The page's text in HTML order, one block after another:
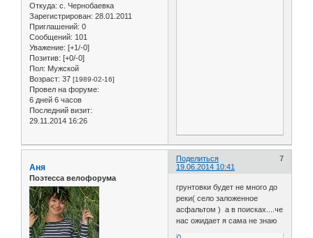
Откуда: с. Чернобаевка
Зарегистрирован: 28.01.2011
Приглашений: 0
Сообщений: 101
Уважение: [+1/-0]
Позитив: [+0/-0]
Пол: Мужской
Возраст: 37 [1989-02-16]
Провел на форуме:
6 дней 6 часов
Последний визит:
29.11.2014 16:26
Поделиться
7
19.06.2014 10:41
Аня
Поэтесса велофорума
грунтовки будет не много до
реки( село заложенное
асфальтом ) а в поисках....че
нас ожидает я сама не знаю